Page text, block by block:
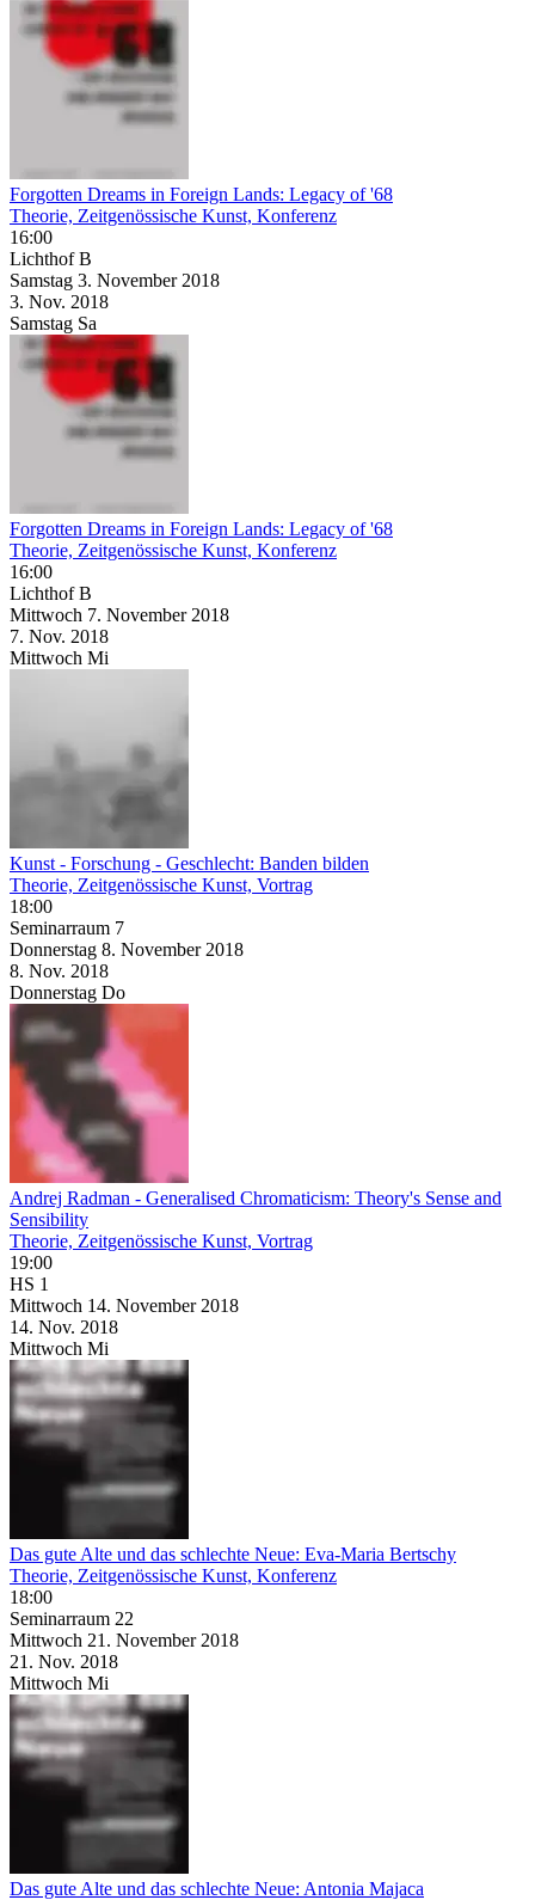
Forgotten Dreams in Foreign Lands: Legacy of '68
Theorie, Zeitgenössische Kunst, Konferenz
16:00
Lichthof B
Samstag 3. November 2018
3. Nov. 2018
Samstag Sa
Forgotten Dreams in Foreign Lands: Legacy of '68
Theorie, Zeitgenössische Kunst, Konferenz
16:00
Lichthof B
Mittwoch 7. November 2018
7. Nov. 2018
Mittwoch Mi
Kunst - Forschung - Geschlecht: Banden bilden
Theorie, Zeitgenössische Kunst, Vortrag
18:00
Seminarraum 7
Donnerstag 8. November 2018
8. Nov. 2018
Donnerstag Do
Andrej Radman - Generalised Chromaticism: Theory's Sense and
Sensibility
Theorie, Zeitgenössische Kunst, Vortrag
19:00
HS 1
Mittwoch 14. November 2018
14. Nov. 2018
Mittwoch Mi
Das gute Alte und das schlechte Neue: Eva-Maria Bertschy
Theorie, Zeitgenössische Kunst, Konferenz
18:00
Seminarraum 22
Mittwoch 21. November 2018
21. Nov. 2018
Mittwoch Mi
Das gute Alte und das schlechte Neue: Antonia Majaca